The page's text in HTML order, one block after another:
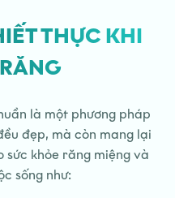
THỰC KHI
là một phương pháp
đẹp, mà còn mang lại
sức khỏe răng miệng và
sống như: